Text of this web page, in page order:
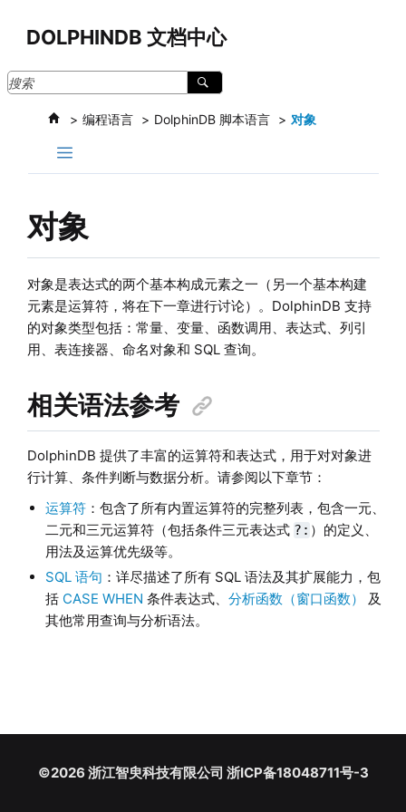
DOLPHINDB 文档中心
编程语言 DolphinDB 脚本语言 对象
对象
对象是表达式的两个基本构成元素之一（另一个基本构建
元素是运算符，将在下一章进行讨论）。DolphinDB 支持
的对象类型包括：常量、变量、函数调用、表达式、列引
用、表连接器、命名对象和 SQL 查询。
相关语法参考
DolphinDB 提供了丰富的运算符和表达式，用于对对象进
行计算、条件判断与数据分析。请参阅以下章节：
运算符：包含了所有内置运算符的完整列表，包含一元、
二元和三元运算符（包括条件三元表达式 ?: ）的定义、
用法及运算优先级等。
SQL 语句 ：详尽描述了所有 SQL 语法及其扩展能力，包
括 CASE WHEN 条件表达式、 分析函数（窗口函数）
及
其他常用查询与分析语法。
©2026 浙江智臾科技有限公司 浙ICP备18048711号-3